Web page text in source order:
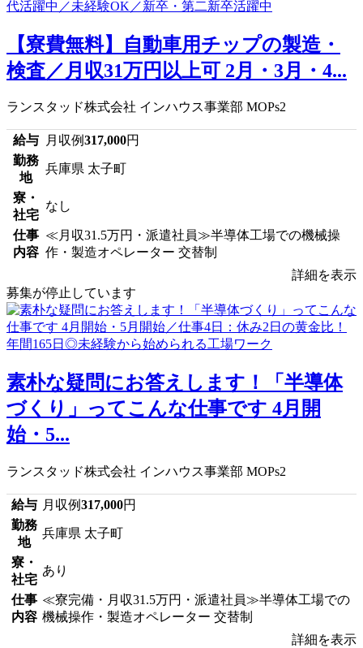
【寮費無料】自動車用チップの製造・
検査／月収31万円以上可 2月・3月・4...
ランスタッド株式会社 インハウス事業部 MOPs2
給与 月収例317,000円
勤務
地
兵庫県 太子町
寮・
社宅
なし
仕事
内容
≪月収31.5万円・派遣社員≫半導体工場での機械操
作・製造オペレーター 交替制
詳細を表示
募集が停止しています
素朴な疑問にお答えします！「半導体
づくり」ってこんな仕事です 4月開
始・5...
ランスタッド株式会社 インハウス事業部 MOPs2
給与 月収例317,000円
勤務
地
兵庫県 太子町
寮・
社宅
あり
仕事
内容
≪寮完備・月収31.5万円・派遣社員≫半導体工場での
機械操作・製造オペレーター 交替制
詳細を表示